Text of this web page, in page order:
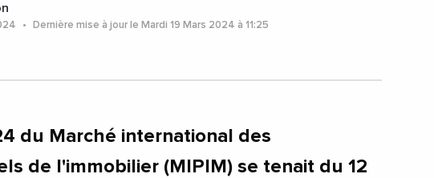
Dernière mise à jour le Mardi 19 Mars 2024 à 11:25
du Marché international des
de l'immobilier (MIPIM) se tenait du 12